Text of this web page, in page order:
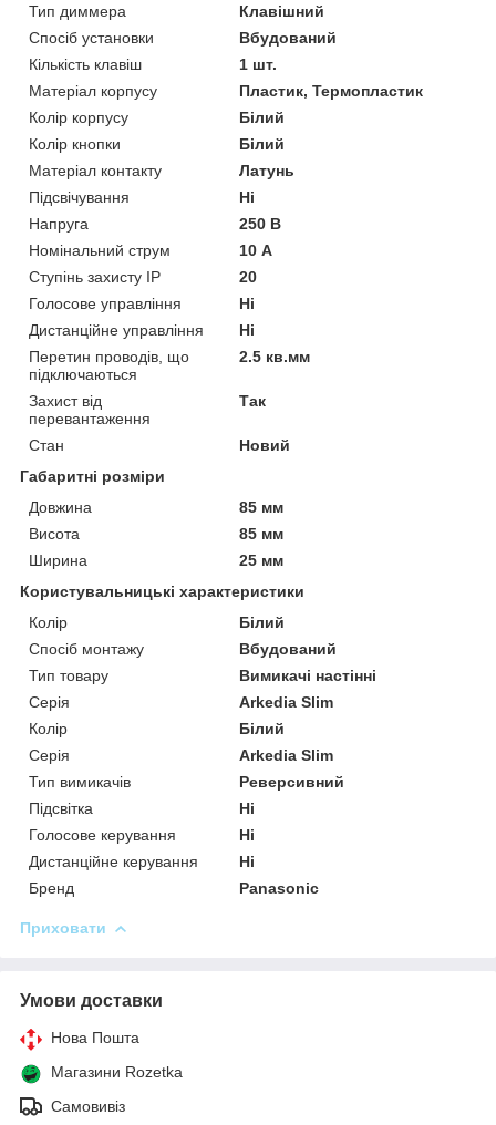
Тип диммера
Клавішний
Спосіб установки
Вбудований
Кількість клавіш
1 шт.
Матеріал корпусу
Пластик, Термопластик
Колір корпусу
Білий
Колір кнопки
Білий
Матеріал контакту
Латунь
Підсвічування
Ні
Напруга
250 В
Номінальний струм
10 А
Ступінь захисту IP
20
Голосове управління
Ні
Дистанційне управління
Ні
Перетин проводів, що
підключаються
2.5 кв.мм
Захист від
перевантаження
Так
Стан
Новий
Габаритні розміри
Довжина
85 мм
Висота
85 мм
Ширина
25 мм
Користувальницькі характеристики
Колір
Білий
Спосіб монтажу
Вбудований
Тип товару
Вимикачі настінні
Серія
Arkedia Slim
Колір
Білий
Серія
Arkedia Slim
Тип вимикачів
Реверсивний
Підсвітка
Ні
Голосове керування
Ні
Дистанційне керування
Ні
Бренд
Panasonic
Приховати
Умови доставки
Нова Пошта
Магазини Rozetka
Самовивіз